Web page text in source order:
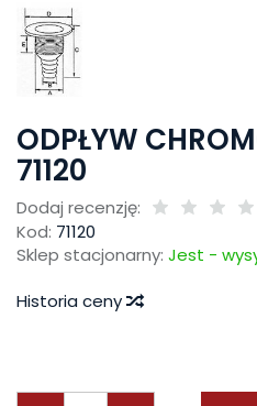
ODPŁYW
71120
Dodaj recenzję:
Kod: 71120
Sklep stacjonarny: Jest -
Historia ceny